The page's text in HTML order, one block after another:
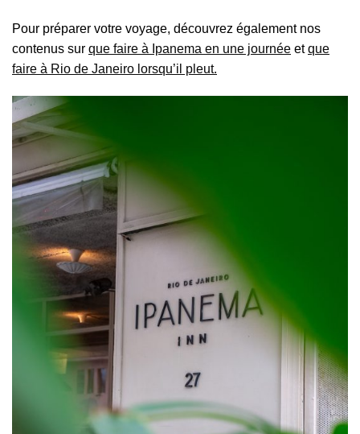
Pour préparer votre voyage, découvrez également nos
contenus sur que faire à Ipanema en une journée etque
faire à Rio de Janeiro lorsqu’il pleut.